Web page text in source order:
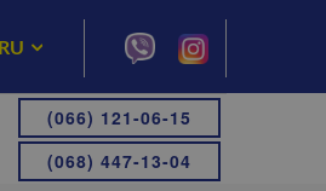
RU
(066) 121-06-15
(068) 447-13-04